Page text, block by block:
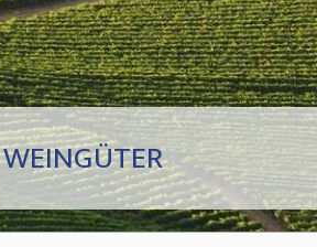
WEINGÜTER